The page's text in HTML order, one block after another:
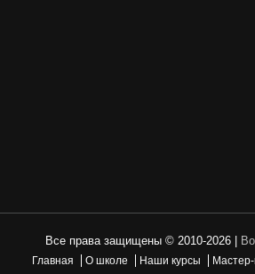
Все права защищены © 2010-2026 |
Главная О школе Наши курсы